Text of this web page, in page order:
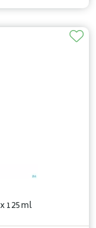
Topialyse palpebral demaquillant yeux 125ml